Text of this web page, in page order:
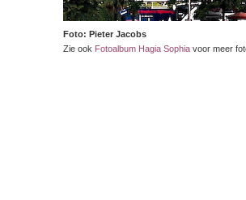
Foto: Pieter Jacobs
Zie ook Fotoalbum Hagia Sophia voor meer